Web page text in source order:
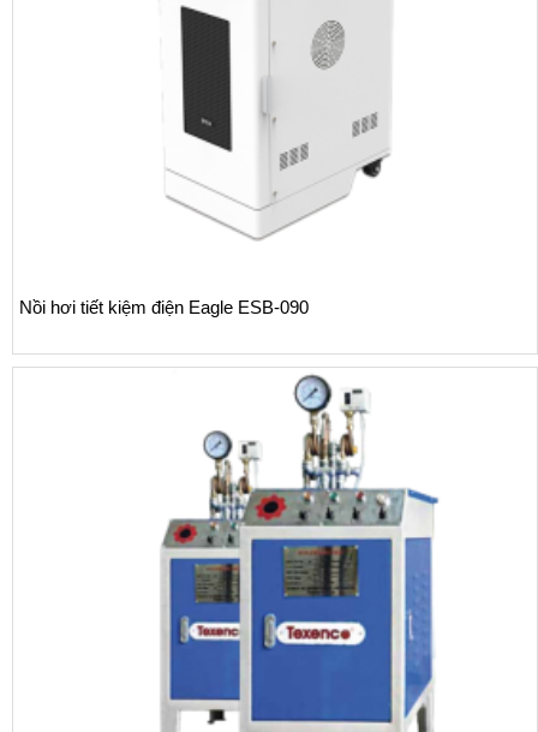
Nồi hơi tiết kiệm điện Eagle ESB-090